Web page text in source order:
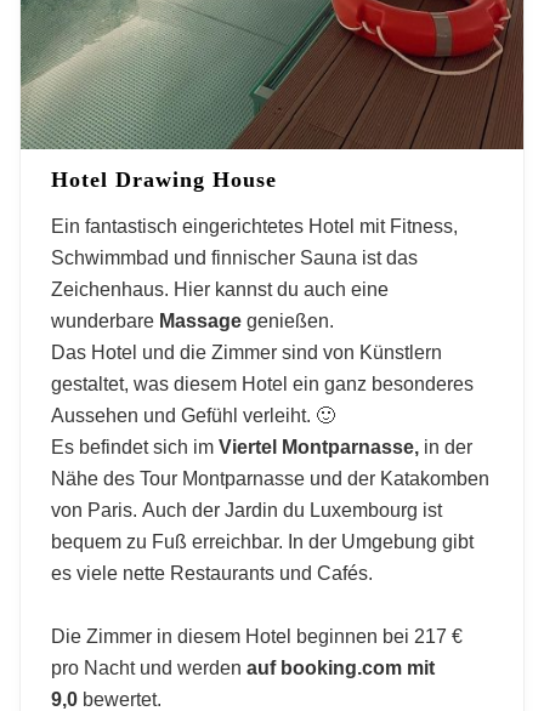
Hotel Drawing House
Ein fantastisch eingerichtetes Hotel mit Fitness,
Schwimmbad und finnischer Sauna ist das
Zeichenhaus. Hier kannst du auch eine
wunderbare Massage genießen.
Das Hotel und die Zimmer sind von Künstlern
gestaltet, was diesem Hotel ein ganz besonderes
Aussehen und Gefühl verleiht. 🙂
Es befindet sich im Viertel Montparnasse, in der
Nähe des Tour Montparnasse und der Katakomben
von Paris. Auch der Jardin du Luxembourg ist
bequem zu Fuß erreichbar. In der Umgebung gibt
es viele nette Restaurants und Cafés.
Die Zimmer in diesem Hotel beginnen bei 217 €
pro Nacht und werden auf booking.com mit
9,0 bewertet.